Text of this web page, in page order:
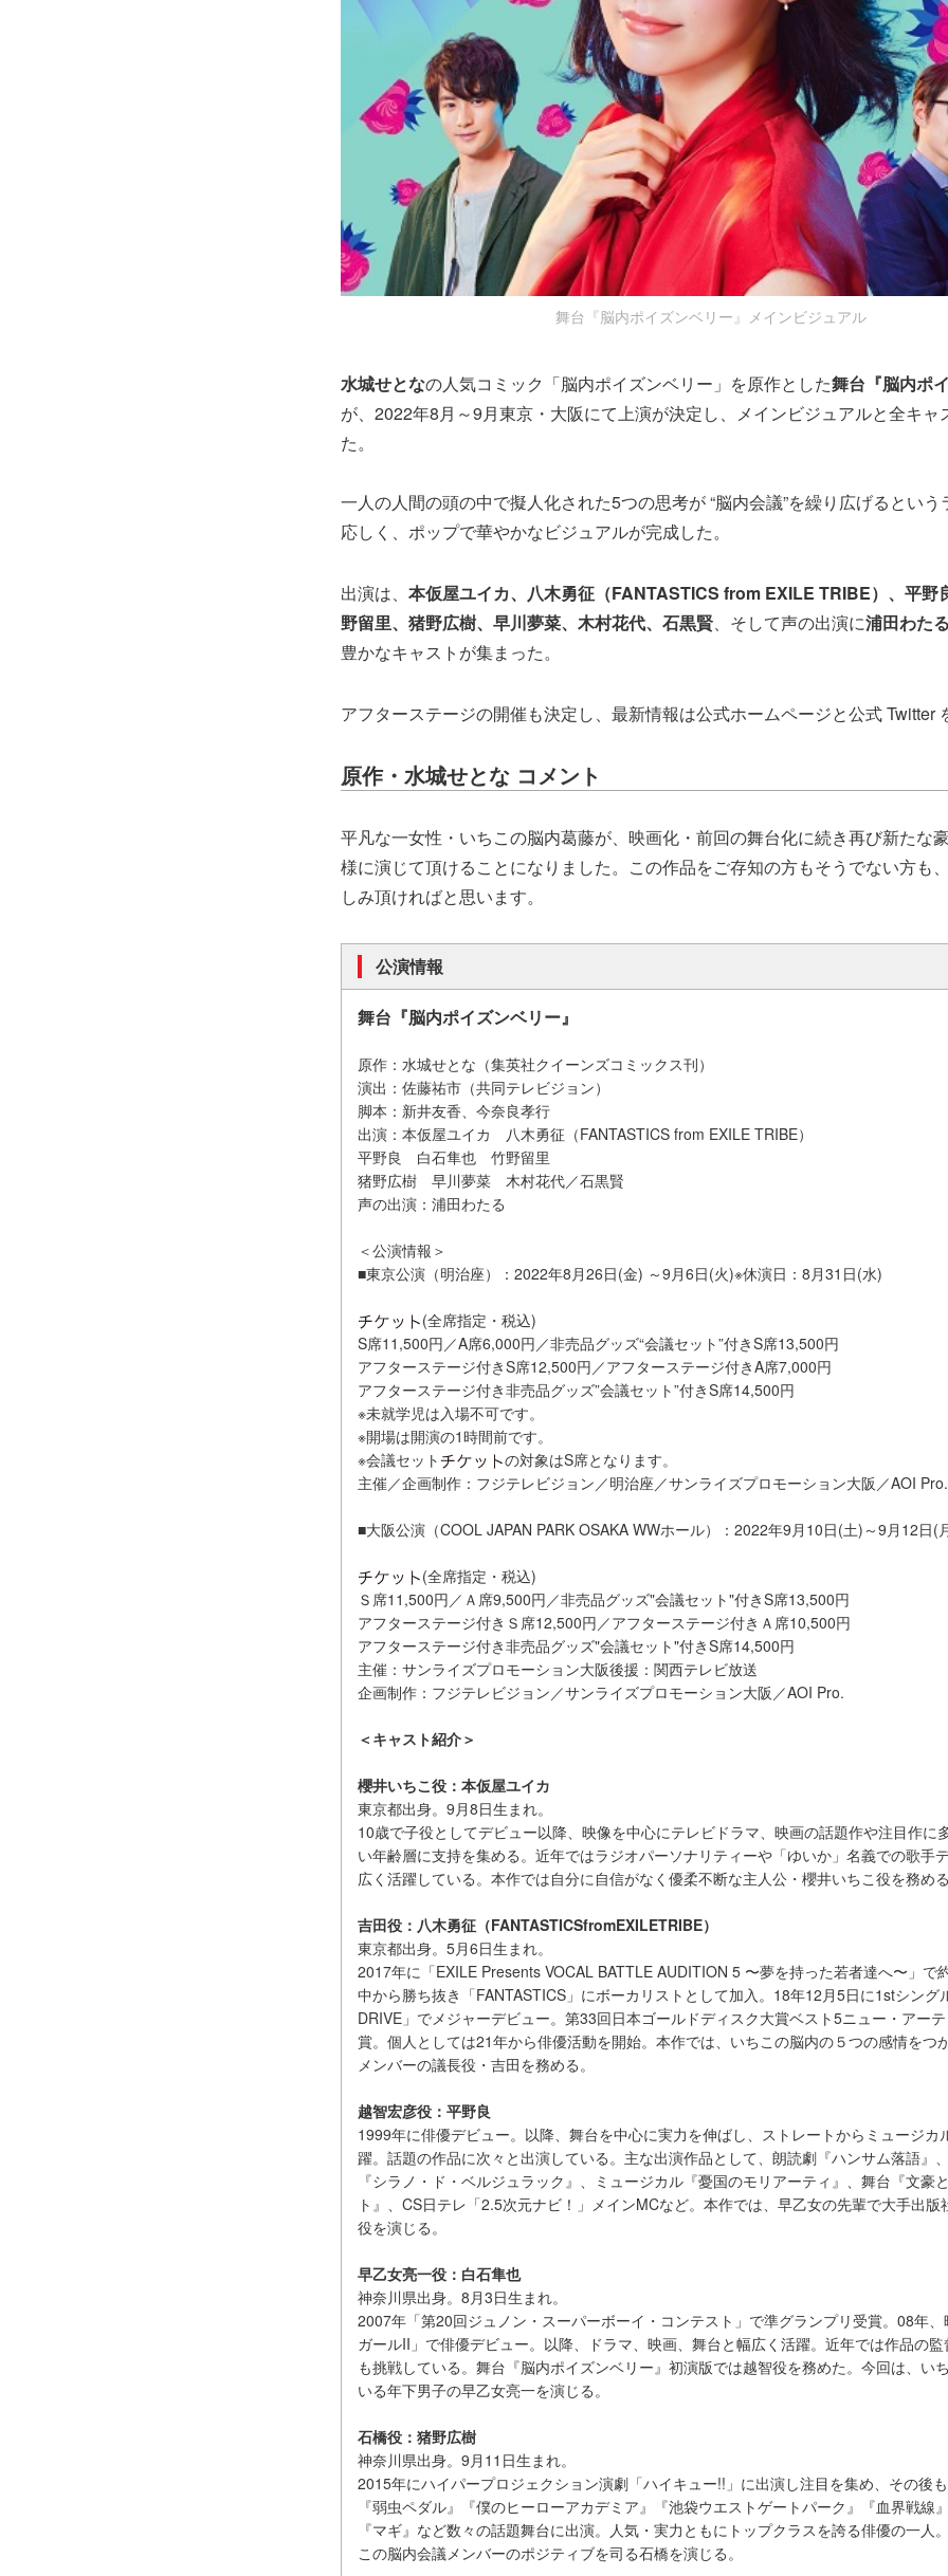
舞台『脳内ポイズンベリー』メインビジュアル
水城せとなの人気コミック「脳内ポイズンベリー」を原作とした舞台『脳内ポ
が、2022年8月～9月東京・大阪にて上演が決定し、メインビジュアルと全キャ
た。
一人の人間の頭の中で擬人化された5つの思考が “脳内会議”を繰り広げるとい
応しく、ポップで華やかなビジュアルが完成した。
出演は、 本仮屋ユイカ、八木勇征（FANTASTICS from EXILE TRIBE）、平野
野留里、猪野広樹、早川夢菜、木村花代、石黒賢、そして声の出演に浦田わた
豊かなキャストが集まった。
アフターステージの開催も決定し、最新情報は公式ホームページと公式 Twitter
原作・水城せとな コメント
平凡な一女性・いちこの脳内葛藤が、映画化・前回の舞台化に続き再び新たな
様に演じて頂けることになりました。この作品をご存知の方もそうでない方も
しみ頂ければと思います。
公演情報
舞台『脳内ポイズンベリー』
原作：水城せとな（集英社クイーンズコミックス刊）
演出：佐藤祐市（共同テレビジョン）
脚本：新井友香、今奈良孝行
出演：本仮屋ユイカ 八木勇征（FANTASTICS from EXILE TRIBE）
平野良 白石隼也 竹野留里
猪野広樹 早川夢菜 木村花代／石黒賢
声の出演：浦田わたる
＜公演情報＞
■東京公演（明治座）：2022年8月26日(金) ～9月6日(火)※休演日：8月31日(水)
(全席指定・税込)
S席11,500円／A席6,000円／非売品グッズ“会議セット”付きS席13,500円
アフターステージ付きS席12,500円／アフターステージ付きA席7,000円
アフターステージ付き非売品グッズ”会議セット”付きS席14,500円
※未就学児は入場不可です。
※開場は開演の1時間前です。
※会議セット
の対象はS席となります。
主催／企画制作：フジテレビジョン／明治座／サンライズプロモーション大阪／AOI Pro.
■大阪公演（COOL JAPAN PARK OSAKA WWホール）：2022年9月10日(土)～9月12日(
(全席指定・税込)
Ｓ席11,500円／Ａ席9,500円／非売品グッズ"会議セット"付きS席13,500円
アフターステージ付きＳ席12,500円／アフターステージ付きＡ席10,500円
アフターステージ付き非売品グッズ"会議セット"付きS席14,500円
主催：サンライズプロモーション大阪後援：関西テレビ放送
企画制作：フジテレビジョン／サンライズプロモーション大阪／AOI Pro.
＜キャスト紹介＞
櫻井いちこ役：本仮屋ユイカ
東京都出身。9月8日生まれ。
10歳で子役としてデビュー以降、映像を中心にテレビドラマ、映画の話題作や注目作に
い年齢層に支持を集める。近年ではラジオパーソナリティーや「ゆいか」名義での歌手
広く活躍している。本作では自分に自信がなく優柔不断な主人公・櫻井いちこ役を務め
吉田役：八木勇征（FANTASTICSfromEXILETRIBE）
東京都出身。5月6日生まれ。
2017年に「EXILE Presents VOCAL BATTLE AUDITION 5 〜夢を持った若者達へ〜」で
中から勝ち抜き「FANTASTICS」にボーカリストとして加⼊。18年12⽉5⽇に1stシング
DRIVE」でメジャーデビュー。第33回⽇本ゴールドディスク⼤賞ベスト5ニュー・アー
賞。個人としては21年から俳優活動を開始。本作では、いちこの脳内の５つの感情をつ
メンバーの議長役・吉田を務める。
越智宏彦役：平野良
1999年に俳優デビュー。以降、舞台を中心に実力を伸ばし、ストレートからミュージカ
躍。話題の作品に次々と出演している。主な出演作品として、朗読劇『ハンサム落語』
『シラノ・ド・ベルジュラック』、ミュージカル『憂国のモリアーティ』、舞台『文豪
ト』、CS日テレ「2.5次元ナビ！」メインMCなど。本作では、早乙女の先輩で大手出版
役を演じる。
早乙女亮一役：白石隼也
神奈川県出身。8月3日生まれ。
2007年「第20回ジュノン・スーパーボーイ・コンテスト」で準グランプリ受賞。08年
ガールII」で俳優デビュー。以降、ドラマ、映画、舞台と幅広く活躍。近年では作品の
も挑戦している。舞台『脳内ポイズンベリー』初演版では越智役を務めた。今回は、い
いる年下男子の早乙女亮一を演じる。
石橋役：猪野広樹
神奈川県出身。9月11日生まれ。
2015年にハイパープロジェクション演劇「ハイキュー!!」に出演し注目を集め、その後
『弱虫ペダル』『僕のヒーローアカデミア』『池袋ウエストゲートパーク』『血界戦線
『マギ』など数々の話題舞台に出演。人気・実力ともにトップクラスを誇る俳優の一人
この脳内会議メンバーのポジティブを司る石橋を演じる。